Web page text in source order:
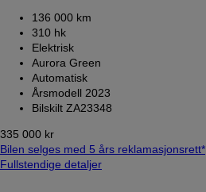
136 000 km
310 hk
Elektrisk
Aurora Green
Automatisk
Årsmodell 2023
Bilskilt ZA23348
335 000 kr
Bilen selges med 5 års reklamasjonsrett*
Fullstendige detaljer